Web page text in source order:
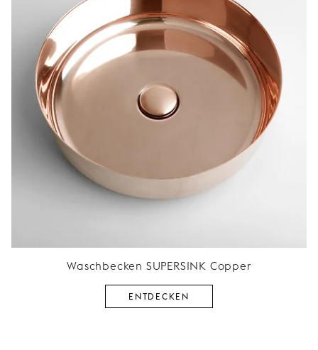
Waschbecken SUPERSINK Copper
ENTDECKEN